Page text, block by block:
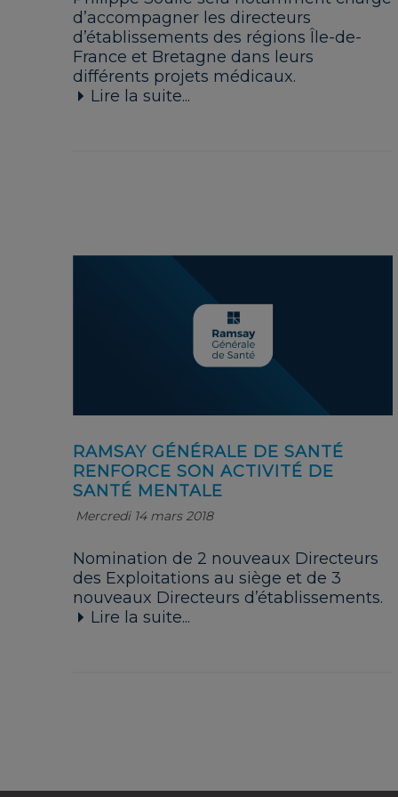
d’accompagner les directeurs
d’établissements des régions Île-de-
France et Bretagne dans leurs
différents projets médicaux.
Lire la suite...
RAMSAY GÉNÉRALE DE SANTÉ
RENFORCE SON ACTIVITÉ DE
SANTÉ MENTALE
Mercredi 14 mars 2018
Nomination de 2 nouveaux Directeurs
des Exploitations au siège et de 3
nouveaux Directeurs d’établissements.
Lire la suite...